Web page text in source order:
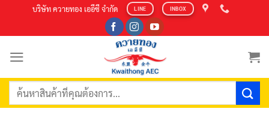
content
บริษัท ควายทอง เออีซี จำกัด LINE INBOX
ค้นหา: